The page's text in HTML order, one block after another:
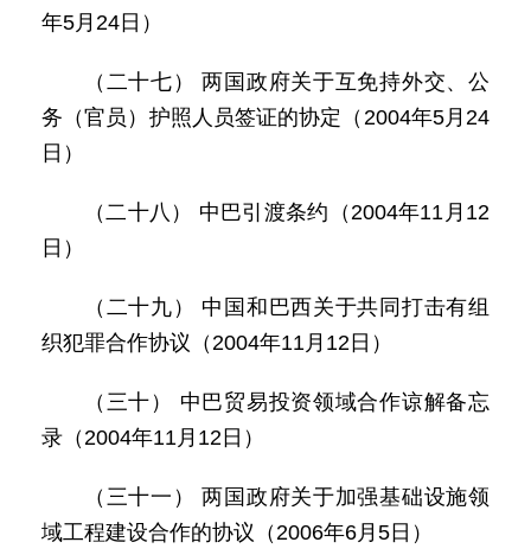
年5月24日）
（二十七） 两国政府关于互免持外交、公
务（官员）护照人员签证的协定（2004年5月24
日）
（二十八） 中巴引渡条约（2004年11月12
日）
（二十九） 中国和巴西关于共同打击有组
织犯罪合作协议（2004年11月12日）
（三十） 中巴贸易投资领域合作谅解备忘
录（2004年11月12日）
（三十一） 两国政府关于加强基础设施领
域工程建设合作的协议（2006年6月5日）